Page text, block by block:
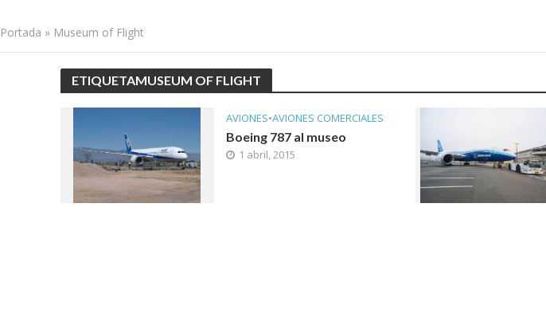
Portada » Museum of Flight
ETIQUETAMUSEUM OF FLIGHT
AVIONES•AVIONES COMERCIALES
Boeing 787 al museo
1 abril, 2015